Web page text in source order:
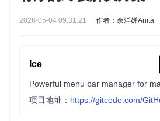
2026-05-04 09:31:21 作者：余洋婵Anita
Ice
Powerful menu bar manager for
项目地址： https://gitcode.com/